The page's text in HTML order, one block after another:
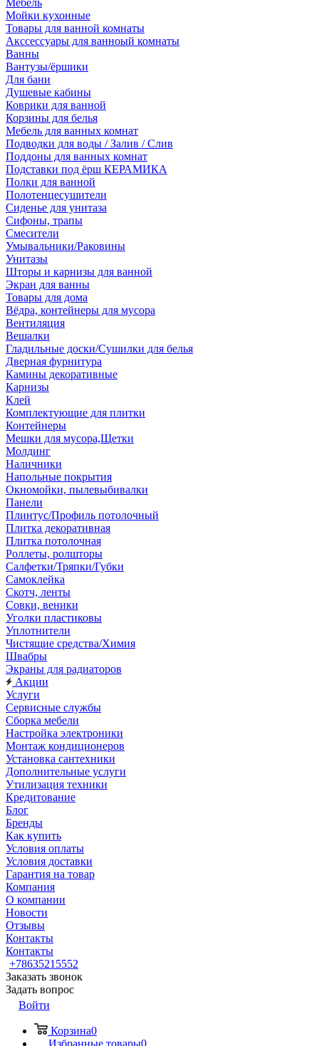
Мебель
Мойки кухонные
Товары для ванной комнаты
Акссессуары для ванноый комнаты
Ванны
Вантузы/ёршики
Для бани
Душевые кабины
Коврики для ванной
Корзины для белья
Мебель для ванных комнат
Подводки для воды / Залив / Слив
Поддоны для ванных комнат
Подставки под ёрш КЕРАМИКА
Полки для ванной
Полотенцесушители
Сиденье для унитаза
Сифоны, трапы
Смесители
Умывальники/Раковины
Унитазы
Шторы и карнизы для ванной
Экран для ванны
Товары для дома
Вёдра, контейнеры для мусора
Вентиляция
Вешалки
Гладильные доски/Сушилки для белья
Дверная фурнитура
Камины декоративные
Карнизы
Клей
Комплектующие для плитки
Контейнеры
Мешки для мусора,Щетки
Молдинг
Наличники
Напольные покрытия
Окномойки, пылевыбивалки
Панели
Плинтус/Профиль потолочный
Плитка декоративная
Плитка потолочная
Роллеты, ролшторы
Салфетки/Тряпки/Губки
Самоклейка
Скотч, ленты
Совки, веники
Уголки пластиковы
Уплотнители
Чистящие средства/Химия
Швабры
Экраны для радиаторов
Акции
Услуги
Сервисные службы
Сборка мебели
Настройка электроники
Монтаж кондиционеров
Установка сантехники
Дополнительные услуги
Утилизация техники
Кредитование
Блог
Бренды
Как купить
Условия оплаты
Условия доставки
Гарантия на товар
Компания
О компании
Новости
Отзывы
Контакты
Контакты
+78635215552
Заказать звонок
Задать вопрос
Войти
Корзина0
Избранные товары0